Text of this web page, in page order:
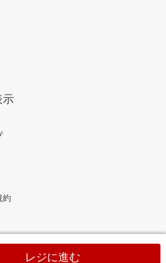
レジに進む
示
約